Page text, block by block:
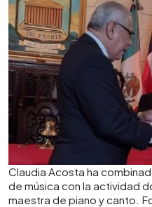
Claudia Acosta ha
de música con la actividad
maestra de piano y canto.